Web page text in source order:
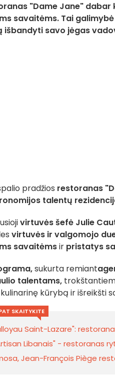
"Dame Jane"
savaitėms. Tai
išbandyti savo jėgas
pradžios restoranas
talentų
virtuvės šefė Julie
virtuvės ir valgomojo
savaitėmsir pristatys
sukurta remiant
talentams,
kūrybą ir išreikšti
SKAITYKITE
Saint-Lazare":
Libanais" - restoranas
Jean-François Piège